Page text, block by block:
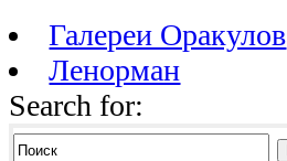
Галереи Оракулов
Ленорман
Search for: